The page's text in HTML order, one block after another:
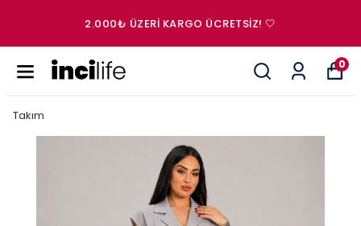
2.000₺ ÜZERI KARGO ÜCRETSIZ! 🤍
0
Takım